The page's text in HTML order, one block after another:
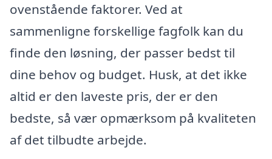
ovenstående faktorer. Ved at
sammenligne forskellige fagfolk kan du
finde den løsning, der passer bedst til
dine behov og budget. Husk, at det ikke
altid er den laveste pris, der er den
bedste, så vær opmærksom på kvaliteten
af det tilbudte arbejde.